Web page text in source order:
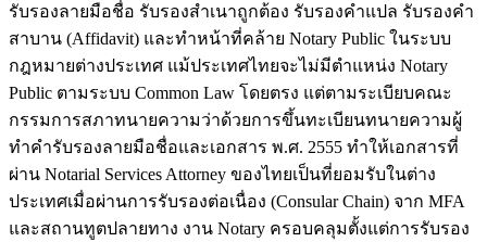
รับรองลายมือชื่อ รับรองสำเนาถูกต้อง รับรองคำแปล รับรองคำ
สาบาน (Affidavit) และทำหน้าที่คล้าย Notary Public ในระบบ
กฎหมายต่างประเทศ แม้ประเทศไทยจะไม่มีตำแหน่ง Notary
Public ตามระบบ Common Law โดยตรง แต่ตามระเบียบคณะ
กรรมการสภาทนายความว่าด้วยการขึ้นทะเบียนทนายความผู้
ทำคำรับรองลายมือชื่อและเอกสาร พ.ศ. 2555 ทำให้เอกสารที่
ผ่าน Notarial Services Attorney ของไทยเป็นที่ยอมรับในต่าง
ประเทศเมื่อผ่านการรับรองต่อเนื่อง (Consular Chain) จาก MFA
และสถานทูตปลายทาง งาน Notary ครอบคลุมตั้งแต่การรับรอง